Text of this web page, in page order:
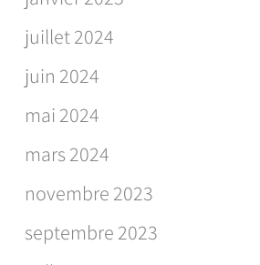
juillet 2024
juin 2024
mai 2024
mars 2024
novembre 2023
septembre 2023